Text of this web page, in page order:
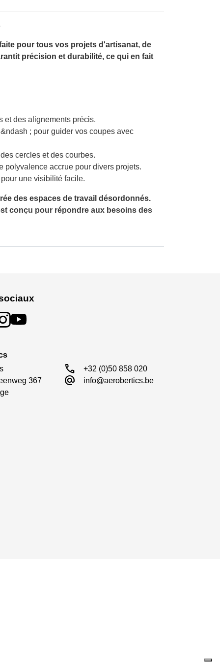
pour tous vos projets d'artisanat, de
précision et durabilité, ce qui en fait
et des alignements précis.
; pour guider vos coupes avec
cercles et des courbes.
polyvalence accrue pour divers projets.
une visibilité facile.
des espaces de travail désordonnés.
conçu pour répondre aux besoins des
; uniquement chez Aerobertics.
367
call +32 (0)50 858 020
alternate_email info@aerobertics.be